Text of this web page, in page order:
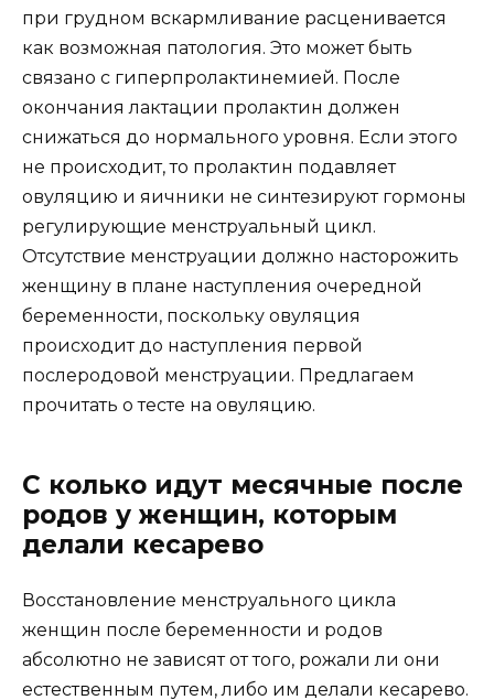
при грудном вскармливание расценивается
как возможная патология. Это может быть
связано с гиперпролактинемией. После
окончания лактации пролактин должен
снижаться до нормального уровня. Если этого
не происходит, то пролактин подавляет
овуляцию и яичники не синтезируют гормоны
регулирующие менструальный цикл.
Отсутствие менструации должно насторожить
женщину в плане наступления очередной
беременности, поскольку овуляция
происходит до наступления первой
послеродовой менструации. Предлагаем
прочитать о тесте на овуляцию.
С колько идут месячные после
родов у женщин, которым
делали кесарево
Восстановление менструального цикла
женщин после беременности и родов
абсолютно не зависят от того, рожали ли они
естественным путем, либо им делали кесарево.